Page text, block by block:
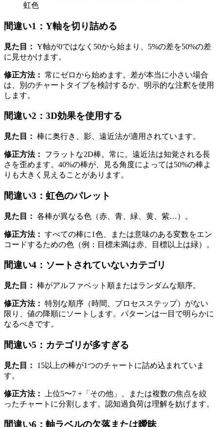
虹色
間違い1：Y軸を切り詰める
見た目： Y軸が0ではなく50から始まり、5%の差を50%の差
に見せかけます。
修正方法： 常にゼロから始めます。差が本当に小さい場合
は、別のチャートタイプを検討するか、明示的な注釈を使用
します。
間違い2：3D効果を使用する
見た目： 棒に奥行き、影、遠近法が適用されています。
修正方法：
フラットな2D棒。常に。遠近法は知覚される長
さを歪めます。40%の棒が、見る角度によっては50%の棒よ
りも大きく見えることがあります。
間違い3：虹色のパレット
見た目： 各棒が異なる色（赤、青、緑、黄、紫…）。
修正方法： すべての棒に1色、または意味のある変数をエン
コードするための色（例：目標未満は赤、目標以上は緑）。
間違い4：ソートされていないカテゴリ
見た目： 棒がアルファベット順またはランダムな順序。
修正方法： 特別な順序（時間、プロセスステップ）がない
限り、値の降順にソートします。パターンは一目で明らかに
なるべきです。
間違い5：カテゴリが多すぎる
見た目：
15以上の棒が1つのチャートに詰め込まれていま
す。
修正方法：
上位5〜7 +「その他」、または複数の焦点を絞
ったチャートに分割します。認知過負荷は理解を妨げます。
間違い6：軸ラベルの欠落または曖昧